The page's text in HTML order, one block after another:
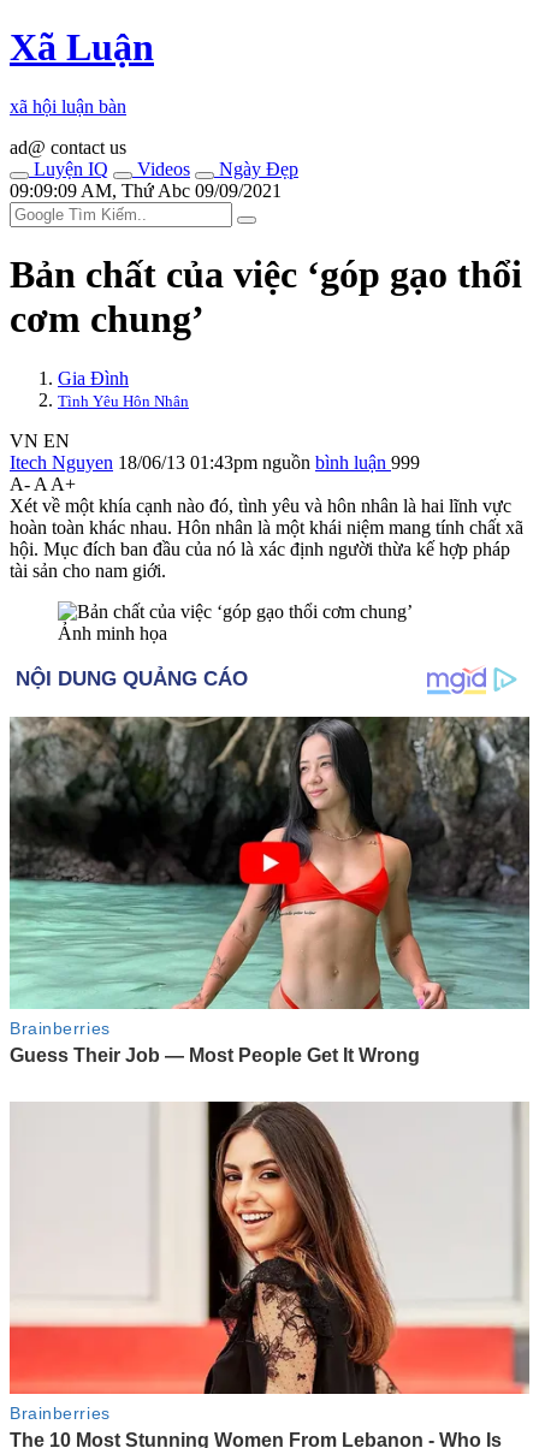
Xã Luận
xã hội luận bàn
ad@ contact us
Luyện IQ
Videos
Ngày Đẹp
09:09:09 AM, Thứ Abc 09/09/2021
Bản chất của việc ‘góp gạo thổi
cơm chung’
Gia Đình
Tình Yêu Hôn Nhân
VN EN
Itech Nguyen 18/06/13 01:43pm nguồn bình luận 999
A- A A+
Xét về một khía cạnh nào đó, tình yêu và hôn nhân là hai lĩnh vực
hoàn toàn khác nhau. Hôn nhân là một khái niệm mang tính chất xã
hội. Mục đích ban đầu của nó là xác định người thừa kế hợp pháp
tài sản cho nam giới.
Ảnh minh họa